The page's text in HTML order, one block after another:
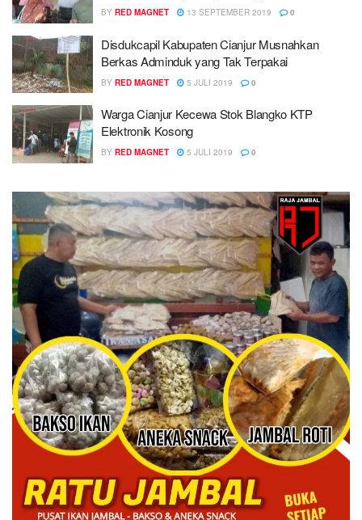
BY RED MAGNET 13 SEPTEMBER 2019 0
Disdukcapil Kabupaten Cianjur Musnahkan
Berkas Adminduk yang Tak Terpakai
BY RED MAGNET 5 JULI 2019 0
Warga Cianjur Kecewa Stok Blangko KTP
Elektronik Kosong
BY RED MAGNET 5 JULI 2019 0